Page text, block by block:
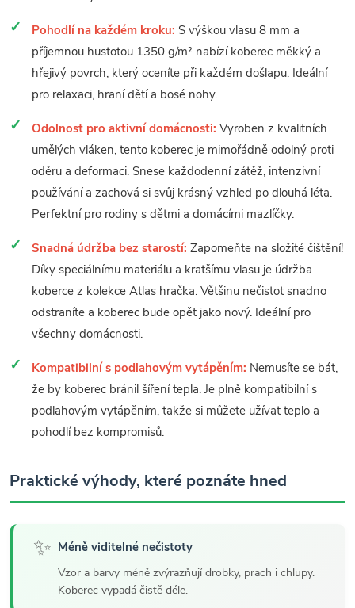
Pohodlí na každém kroku: S výškou vlasu 8 mm a
příjemnou hustotou 1350 g/m² nabízí koberec měkký a
hřejivý povrch, který oceníte při každém došlapu. Ideální
pro relaxaci, hraní dětí a bosé nohy.
Odolnost pro aktivní domácnosti: Vyroben z kvalitních
umělých vláken, tento koberec je mimořádně odolný proti
oděru a deformaci. Snese každodenní zátěž, intenzivní
používání a zachová si svůj krásný vzhled po dlouhá léta.
Perfektní pro rodiny s dětmi a domácími mazlíčky.
Snadná údržba bez starostí: Zapomeňte na složité čištění!
Díky speciálnímu materiálu a kratšímu vlasu je údržba
koberce z kolekce Atlas hračka. Většinu nečistot snadno
odstraníte a koberec bude opět jako nový. Ideální pro
všechny domácnosti.
Kompatibilní s podlahovým vytápěním: Nemusíte se bát,
že by koberec bránil šíření tepla. Je plně kompatibilní s
podlahovým vytápěním, takže si můžete užívat teplo a
pohodlí bez kompromisů.
Praktické výhody, které poznáte hned
✨ Méně viditelné nečistoty
Vzor a barvy méně zvýrazňují drobky, prach i chlupy.
Koberec vypadá čistě déle.